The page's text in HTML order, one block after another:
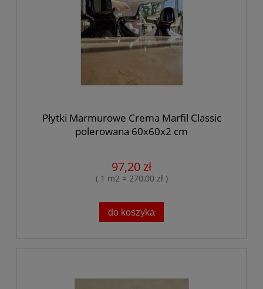
Płytki Marmurowe Crema Marfil Classic
polerowana 60x60x2 cm
97,20 zł
( 1 m2 = 270,00 zł )
do koszyka